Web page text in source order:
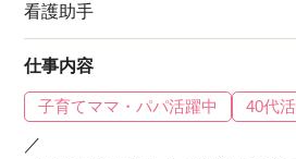
看護助手
仕事内容
子育てママ・パパ活躍中 40代
／